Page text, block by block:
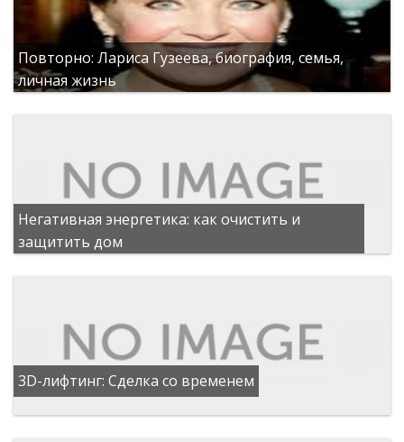
Повторно: Лариса Гузеева, биография, семья,
личная жизнь
Негативная энергетика: как очистить и
защитить дом
3D-лифтинг: Сделка со временем